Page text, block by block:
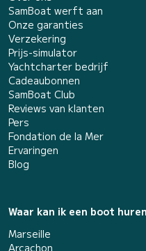
SamBoat werft aan
Onze garanties
Verzekering
Prijs-simulator
Yachtcharter bedrijf
Cadeaubonnen
SamBoat Club
Reviews van klanten
Pers
Fondation de la Mer
Ervaringen
Blog
Waar kan ik een boot huren
Marseille
Arcachon